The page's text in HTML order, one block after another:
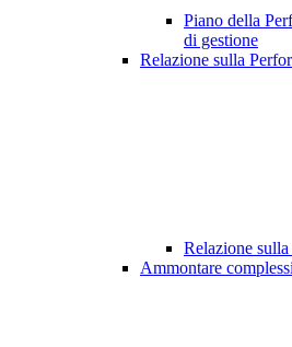
Piano della
di gestione
Relazione sulla
Relazione
Ammontare